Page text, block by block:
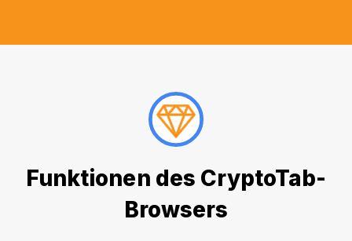
Funktionen des CryptoTab-
Browsers